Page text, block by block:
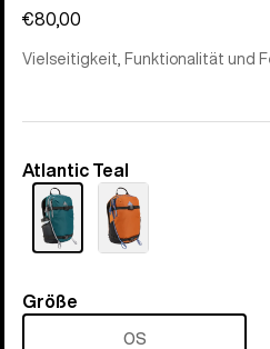
€80,00
Vielseitigkeit, Funktionalität und
Farbe
Atlantic Teal
Größe
Größe
OS